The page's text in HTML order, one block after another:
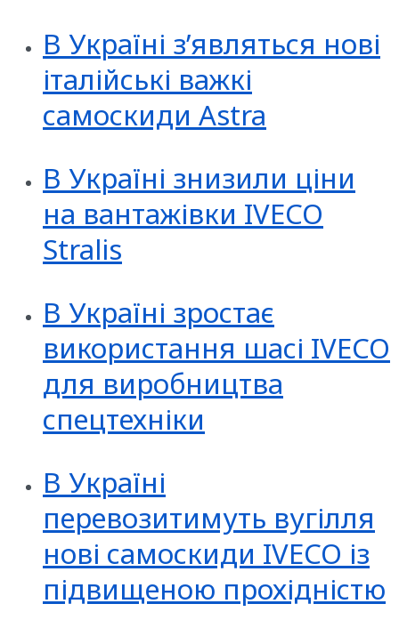
В Україні з’являться нові
італійські важкі
самоскиди Astra
В Україні знизили ціни
на вантажівки IVECO
Stralis
В Україні зростає
використання шасі IVECO
для виробництва
спецтехніки
В Україні
перевозитимуть вугілля
нові самоскиди IVECO із
підвищеною прохідністю